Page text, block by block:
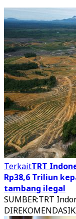
TerkaitTRT
Rp38,6 Triliun
tambang ilegal
SUMBER:TRT